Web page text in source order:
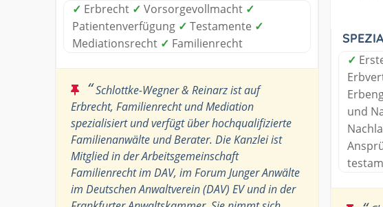
✓ Erbrecht ✓ Vorsorgevollmacht ✓
Patientenverfügung ✓ Testamente ✓
Mediationsrecht ✓ Familienrecht
“Schlottke-Wegner & Reinarz ist auf
Erbrecht, Familienrecht und Mediation
spezialisiert und verfügt über hochqualifizierte
Familienanwälte und Berater. Die Kanzlei ist
Mitglied in der Arbeitsgemeinschaft
Familienrecht im DAV, im Forum Junger Anwälte
im Deutschen Anwaltverein (DAV) EV und in der
✓
und